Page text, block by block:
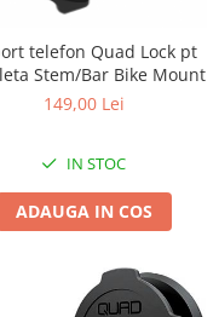
telefon Quad Lock pt
Stem/Bar Bike Mount
149,00 Lei
IN STOC
ADAUGA IN COS